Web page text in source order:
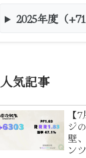
2025年度（
人気記事
【
ジ
壁
ン